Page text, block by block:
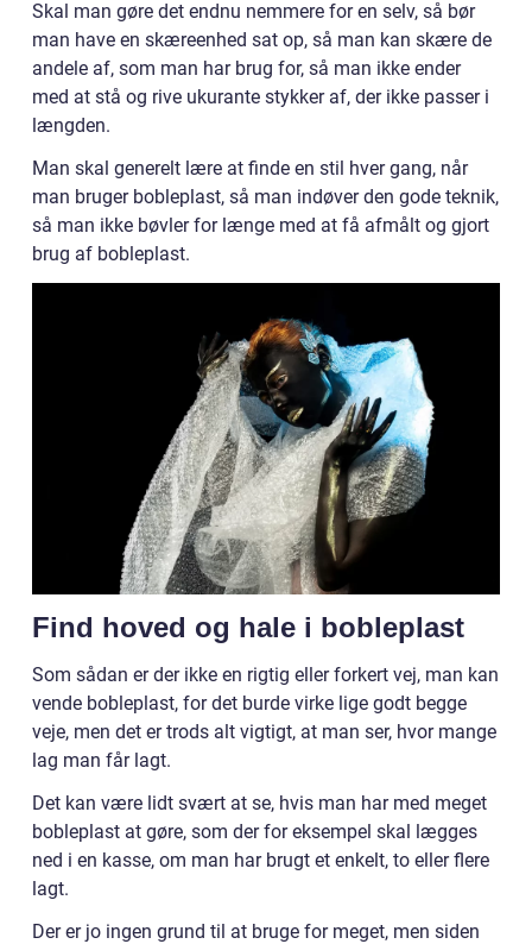
Skal man gøre det endnu nemmere for en selv, så bør
man have en skæreenhed sat op, så man kan skære de
andele af, som man har brug for, så man ikke ender
med at stå og rive ukurante stykker af, der ikke passer i
længden.
Man skal generelt lære at finde en stil hver gang, når
man bruger bobleplast, så man indøver den gode teknik,
så man ikke bøvler for længe med at få afmålt og gjort
brug af bobleplast.
Find hoved og hale i bobleplast
Som sådan er der ikke en rigtig eller forkert vej, man kan
vende bobleplast, for det burde virke lige godt begge
veje, men det er trods alt vigtigt, at man ser, hvor mange
lag man får lagt.
Det kan være lidt svært at se, hvis man har med meget
bobleplast at gøre, som der for eksempel skal lægges
ned i en kasse, om man har brugt et enkelt, to eller flere
lagt.
Der er jo ingen grund til at bruge for meget, men siden